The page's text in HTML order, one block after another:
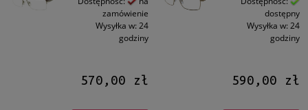
zamówienie
Wysyłka w: 24
godziny
570,00 zł
dostępny
Wysyłka w: 24
godziny
590,00 zł